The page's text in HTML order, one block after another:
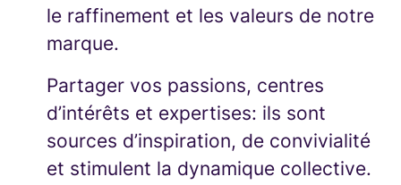
le raffinement et les valeurs de notre
marque.
Partager vos passions, centres
d’intérêts et expertises: ils sont
sources d’inspiration, de convivialité
et stimulent la dynamique collective.